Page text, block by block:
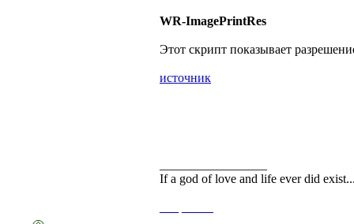
WR-ImagePrintRes
Этот скрипт показывает
источник
If a god of love and life ever did